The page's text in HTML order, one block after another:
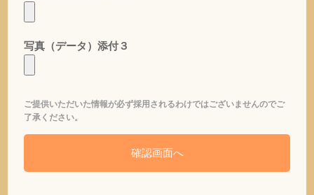
写真（データ）添付３
ご提供いただいた情報が必ず採用されるわけではございませんのでご
了承ください。